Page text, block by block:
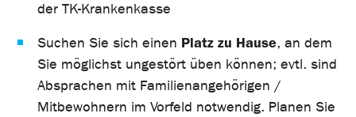
der TK-Krankenkasse
Suchen Sie sich einen Platz zu Hause, an dem
Sie möglichst ungestört üben können; evtl. sind
Absprachen mit Familienangehörigen /
Mitbewohnern im Vorfeld notwendig. Planen Sie